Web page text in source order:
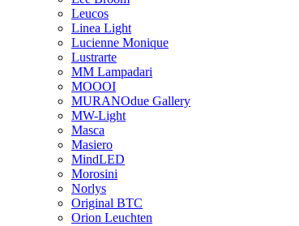
Leucos
Linea Light
Lucienne Monique
Lustrarte
MM Lampadari
MOOOI
MURANOdue Gallery
MW-Light
Masca
Masiero
MindLED
Morosini
Norlys
Original BTC
Orion Leuchten